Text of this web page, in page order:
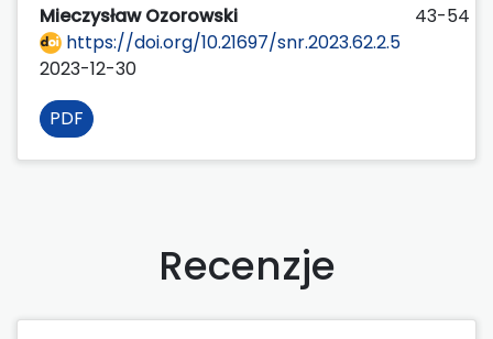
Mieczysław Ozorowski
43-54
https://doi.org/10.21697/snr.2023.62.2.5
2023-12-30
PDF
Recenzje